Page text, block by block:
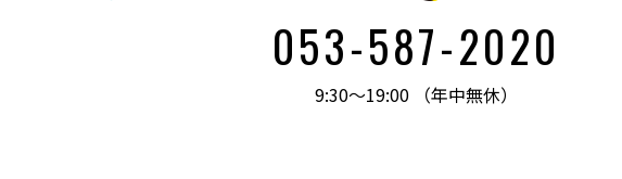
053-587-2020
9:30～19:00 （年中無休）